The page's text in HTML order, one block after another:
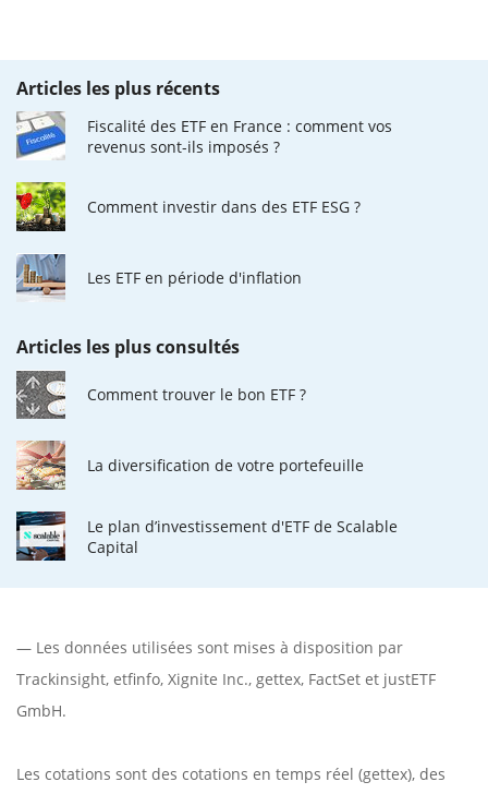
Articles les plus récents
Fiscalité des ETF en France : comment vos
revenus sont-ils imposés ?
Comment investir dans des ETF ESG ?
Les ETF en période d'inflation
Articles les plus consultés
Comment trouver le bon ETF ?
La diversification de votre portefeuille
Le plan d’investissement d'ETF de Scalable
Capital
— Les données utilisées sont mises à disposition par
Trackinsight, etfinfo, Xignite Inc., gettex, FactSet et justETF
GmbH.
Les cotations sont des cotations en temps réel (gettex), des